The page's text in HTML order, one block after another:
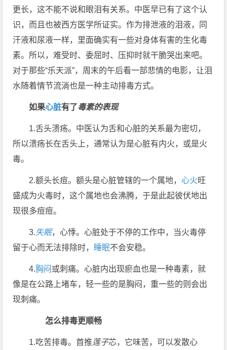
更长，这不能不说和眼泪有关系。中医早已有了这个认
识，而且也被西方医学所证实。作为排泄液的泪液，同
汗液和尿液一样，里面确实有一些对身体有害的生化毒
素。所以，难受时、委屈时、压抑时就干脆哭出来吧。
对于那些“乐天派”，周末的午后看一部悲情的电影，让泪
水随着情节流淌也是一种主动排毒方式。
如果心脏有了毒素的表现
1.舌头溃疡。中医认为舌和心脏的关系最为密切，
所以溃疡长在舌头上，通常认为是心脏有内火，或是火
毒。
2.额头长痘。额头是心脏管辖的一个属地， 心火旺
盛成为火毒时，这个属地也会沸腾，于是此起彼伏地出
现很多痘痘。
3.失眠，心悸。心脏处于不停的工作中，当火毒停
留于心而无法排除时， 睡眠不会安稳。
4.胸闷 或刺痛。心脏内出现瘀血也是一种毒素，就
像是在公路上堵车，轻一些的是胸闷，重一些的则会出
现刺痛。
怎么排毒更顺畅
1.吃苦排毒。首推莲子芯，它味苦，可以发散心